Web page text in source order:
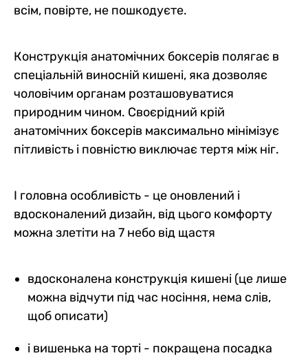
всім, повірте, не пошкодуєте.
Конструкція анатомічних боксерів полягає в
спеціальній виносній кишені, яка дозволяє
чоловічим органам розташовуватися
природним чином. Своєрідний крій
анатомічних боксерів максимально мінімізує
пітливість і повністю виключає тертя між ніг.
І головна особливість - це оновлений і
вдосконалений дизайн, від цього комфорту
можна злетіти на 7 небо від щастя
вдосконалена конструкція кишені (це лише
можна відчути під час носіння, нема слів,
щоб описати)
і вишенька на торті - покращена посадка